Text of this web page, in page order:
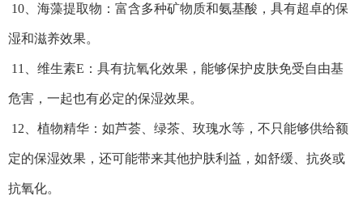
10、海藻提取物：富含多种矿物质和氨基酸，具有超卓的保
湿和滋养效果。
11、维生素E：具有抗氧化效果，能够保护皮肤免受自由基
危害，一起也有必定的保湿效果。
12、植物精华：如芦荟、绿茶、玫瑰水等，不只能够供给额
定的保湿效果，还可能带来其他护肤利益，如舒缓、抗炎或
抗氧化。